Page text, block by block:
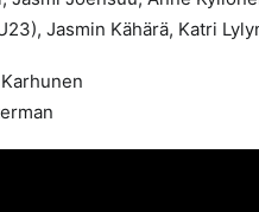
Jasmin Kähärä, Katri